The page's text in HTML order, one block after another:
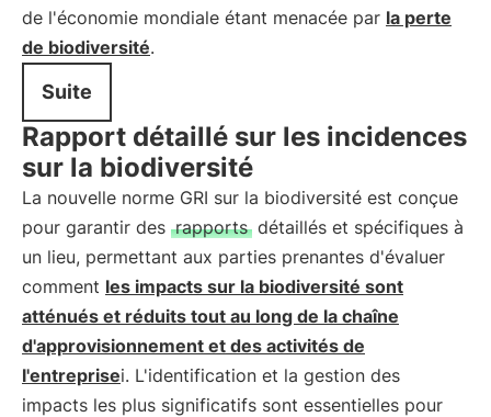
de l'économie mondiale étant menacée par la perte
de biodiversité.
Suite
Rapport détaillé sur les incidences
sur la biodiversité
La nouvelle norme GRI sur la biodiversité est conçue
pour garantir des rapports détaillés et spécifiques à
un lieu, permettant aux parties prenantes d'évaluer
comment les impacts sur la biodiversité sont
atténués et réduits tout au long de la chaîne
d'approvisionnement et des activités de
l'entreprisei. L'identification et la gestion des
impacts les plus significatifs sont essentielles pour